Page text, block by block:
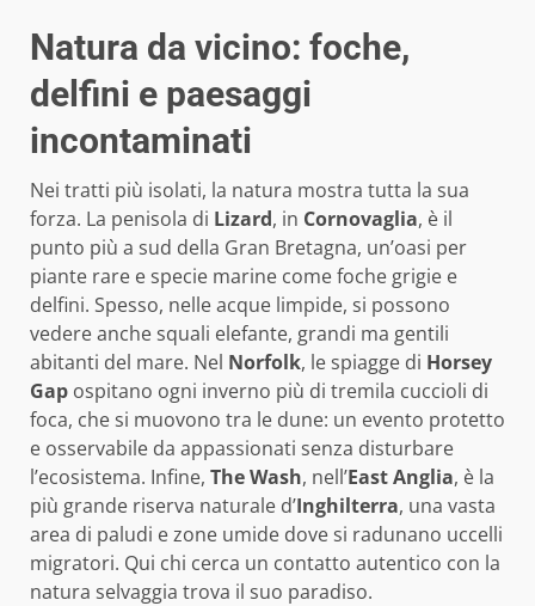
Natura da vicino: foche,
delfini e paesaggi
incontaminati
Nei tratti più isolati, la natura mostra tutta la sua
forza. La penisola di Lizard, in Cornovaglia, è il
punto più a sud della Gran Bretagna, un’oasi per
piante rare e specie marine come foche grigie e
delfini. Spesso, nelle acque limpide, si possono
vedere anche squali elefante, grandi ma gentili
abitanti del mare. Nel Norfolk, le spiagge di Horsey
Gap ospitano ogni inverno più di tremila cuccioli di
foca, che si muovono tra le dune: un evento protetto
e osservabile da appassionati senza disturbare
l’ecosistema. Infine, The Wash, nell’East Anglia, è la
più grande riserva naturale d’Inghilterra, una vasta
area di paludi e zone umide dove si radunano uccelli
migratori. Qui chi cerca un contatto autentico con la
natura selvaggia trova il suo paradiso.